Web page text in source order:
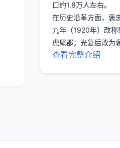
口约1.8万人左右。
在历史沿革方面，褒
九年（1920年）改
虎尾郡；光复后改为
查看完整介绍